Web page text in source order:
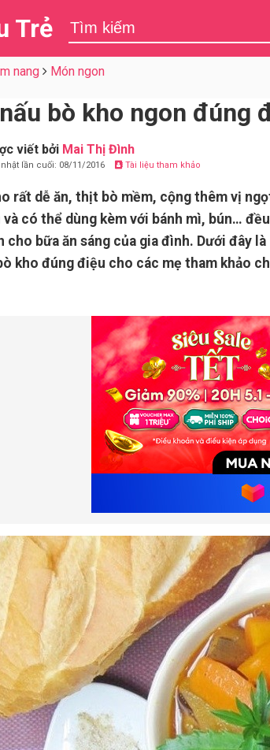
Trẻ
nang Món ngon
bò kho ngon đúng
viết bởi Mai Thị Đình
nhật lần cuối: 08/11/2016 Tài liệu tham khảo
rất dễ ăn, thịt bò mềm, cộng thêm vị
và có thể dùng kèm với bánh mì, bún… đều
cho bữa ăn sáng của gia đình. Dưới đây là
kho đúng điệu cho các mẹ tham khảo